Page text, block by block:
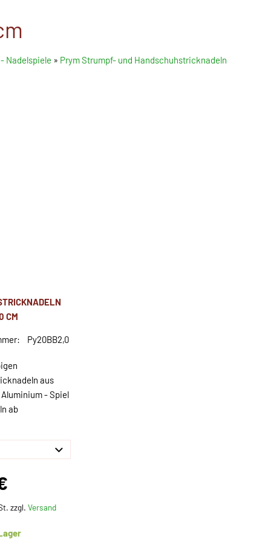
Nadelspiele » Prym Strumpf- und Handschuhstricknadeln
CM
Py20BB2,0
aus
- Spiel
ab
zzgl.Versand